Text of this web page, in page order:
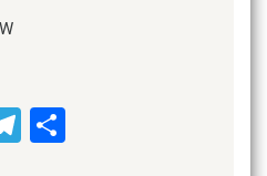
Telegram